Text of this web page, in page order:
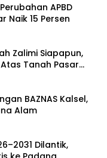
APBD
Naik 15 Persen
Zalimi Siapapun,
Tanah Pasar
BAZNAS Kalsel,
Alam
Dilantik,